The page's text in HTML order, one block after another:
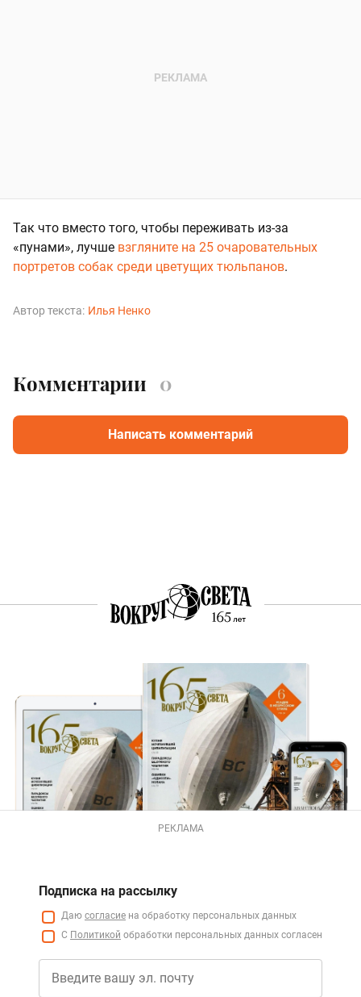
Так что вместо того, чтобы переживать из-за
«пунами», лучше взгляните на 25 очаровательных
портретов собак среди цветущих тюльпанов.
Автор текста: Илья Ненко
Комментарии 0
Написать комментарий
РЕКЛАМА
Подписка на рассылку
Даю согласие на обработку персональных данных
С Политикой обработки персональных данных согласен